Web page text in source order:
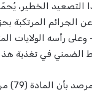
التصعيد الخطير،
عن الجرائم
وعلى رأسه الولايات
الضمني في تغذية